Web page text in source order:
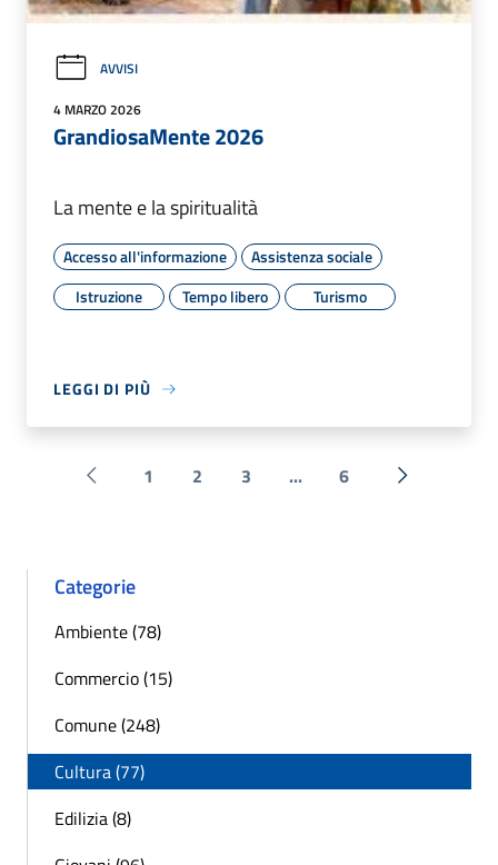
AVVISI
4 MARZO 2026
GrandiosaMente 2026
La mente e la spiritualità
Accesso all'informazione
Assistenza sociale
Istruzione
Tempo libero Turismo
LEGGI DI PIÙ
Pagina precedente
1 2 3 ... 6 Successiva
Categorie
Ambiente (78)
Commercio (15)
Comune (248)
Cultura (77)
Edilizia (8)